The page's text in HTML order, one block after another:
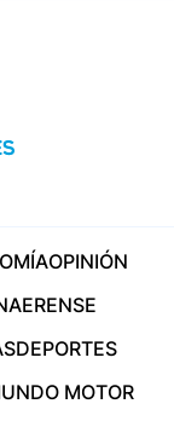
OPINIÓN
DEPORTES
MOTOR